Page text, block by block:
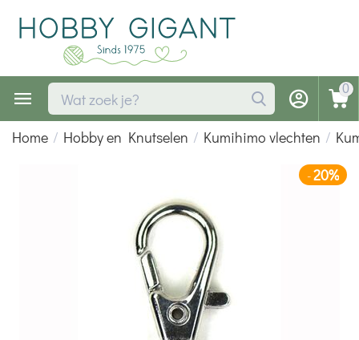
0
Home / Hobby en Knutselen / Kumihimo vlechten /
-20%